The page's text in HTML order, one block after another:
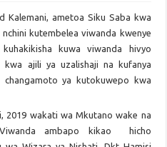
Kalemani, ametoa Siku Saba kwa
kutembelea viwanda kwenye
kuwa viwanda hivyo
kwa ajili ya uzalishaji na kufanya
ya kutokuwepo kwa
2019 wakati wa Mkutano wake na
ambapo kikao hicho